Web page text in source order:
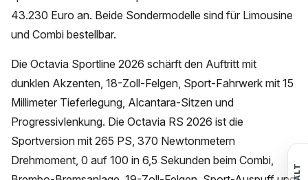
43.230 Euro an. Beide Sondermodelle sind für Limousine
und Combi bestellbar.
Die Octavia Sportline 2026 schärft den Auftritt mit
dunklen Akzenten, 18-Zoll-Felgen, Sport-Fahrwerk mit 15
Millimeter Tieferlegung, Alcantara-Sitzen und
Progressivlenkung. Die Octavia RS 2026 ist die
Sportversion mit 265 PS, 370 Newtonmetern
Drehmoment, 0 auf 100 in 6,5 Sekunden beim Combi,